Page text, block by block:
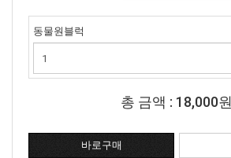
동물원블럭
총 금액 : 18,000원